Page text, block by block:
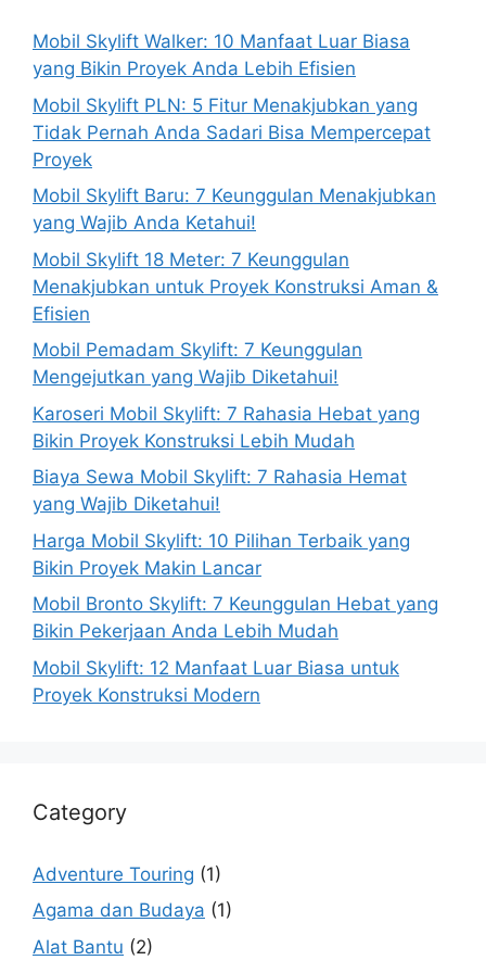
Mobil Skylift Walker: 10 Manfaat Luar Biasa
yang Bikin Proyek Anda Lebih Efisien
Mobil Skylift PLN: 5 Fitur Menakjubkan yang
Tidak Pernah Anda Sadari Bisa Mempercepat
Proyek
Mobil Skylift Baru: 7 Keunggulan Menakjubkan
yang Wajib Anda Ketahui!
Mobil Skylift 18 Meter: 7 Keunggulan
Menakjubkan untuk Proyek Konstruksi Aman &
Efisien
Mobil Pemadam Skylift: 7 Keunggulan
Mengejutkan yang Wajib Diketahui!
Karoseri Mobil Skylift: 7 Rahasia Hebat yang
Bikin Proyek Konstruksi Lebih Mudah
Biaya Sewa Mobil Skylift: 7 Rahasia Hemat
yang Wajib Diketahui!
Harga Mobil Skylift: 10 Pilihan Terbaik yang
Bikin Proyek Makin Lancar
Mobil Bronto Skylift: 7 Keunggulan Hebat yang
Bikin Pekerjaan Anda Lebih Mudah
Mobil Skylift: 12 Manfaat Luar Biasa untuk
Proyek Konstruksi Modern
Category
Adventure Touring (1)
Agama dan Budaya (1)
Alat Bantu (2)